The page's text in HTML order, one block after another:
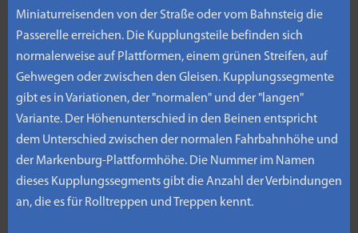
Miniaturreisenden von der Straße oder vom Bahnsteig die
Passerelle erreichen. Die Kupplungsteile befinden sich
normalerweise auf Plattformen, einem grünen Streifen, auf
Gehwegen oder zwischen den Gleisen. Kupplungssegmente
gibt es in Variationen, der "normalen" und der "langen"
Variante. Der Höhenunterschied in den Beinen entspricht
dem Unterschied zwischen der normalen Fahrbahnhöhe und
der Markenburg-Plattformhöhe. Die Nummer im Namen
dieses Kupplungssegments gibt die Anzahl der Verbindungen
an, die es für Rolltreppen und Treppen kennt.